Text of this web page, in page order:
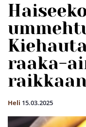
raaka-
Heli 15.03.2025